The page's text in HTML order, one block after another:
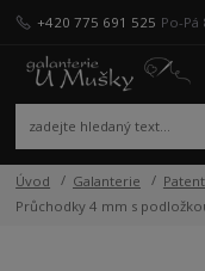
+420 775 691 525 Po-Pá
Úvod Galanterie
Průchodky 4 mm s